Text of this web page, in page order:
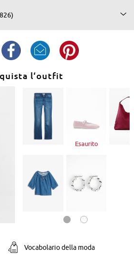
l‘outfit
Esaurito
Vocabolario della moda